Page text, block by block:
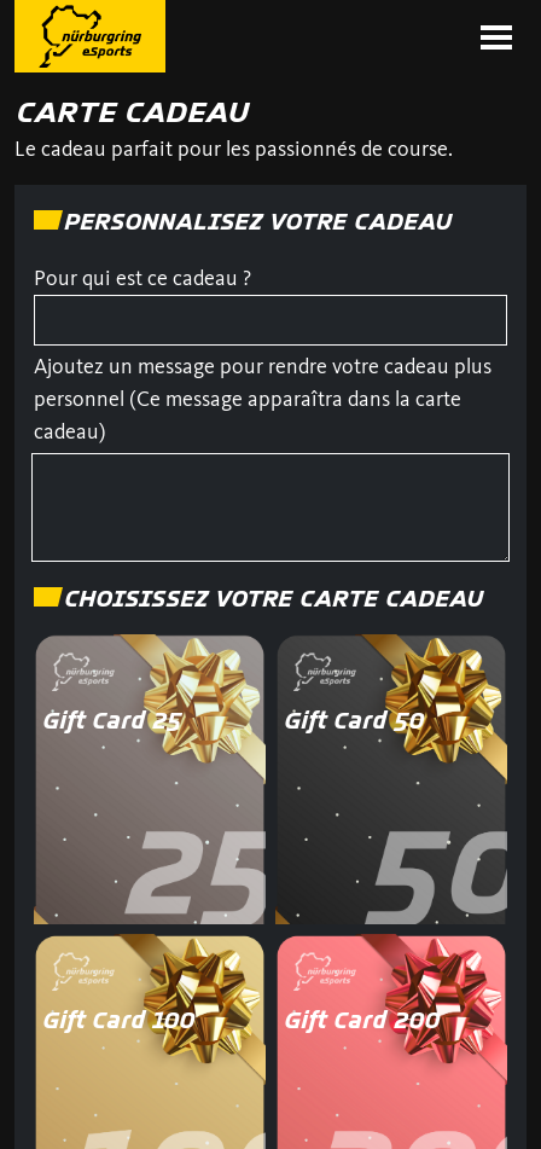
CARTE CADEAU
Le cadeau parfait pour les passionnés de course.
PERSONNALISEZ VOTRE CADEAU
Pour qui est ce cadeau ?
Ajoutez un message pour rendre votre cadeau plus
personnel (Ce message apparaîtra dans la carte
cadeau)
CHOISISSEZ VOTRE CARTE CADEAU
Gift Card 25 Gift Card 50
Gift Card 100 Gift Card 200